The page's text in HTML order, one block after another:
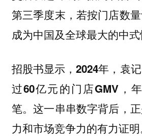
第三季度末，若按门店数
成为中国及全球最大的中式
招股书显示，2024年，袁
过60亿元的门店GMV，
笔。这一串串数字背后，
力和市场竞争力的有力证明